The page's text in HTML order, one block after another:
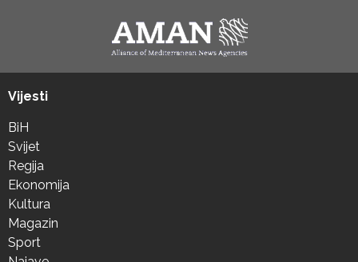
Vijesti
BiH
Svijet
Regija
Ekonomija
Kultura
Magazin
Sport